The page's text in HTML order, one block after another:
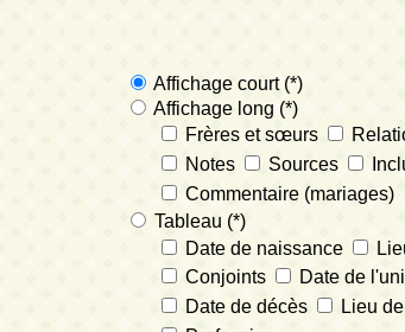
Affichage court (*)
Affichage long (*)
Frères et sœurs
Notes
Sources
Commentaire (mariages)
Tableau (*)
Date de naissance
Conjoints
Date de
Date de décès
Lieu